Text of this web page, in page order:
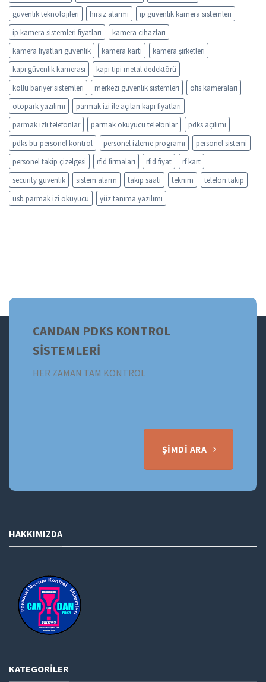
güvenlik teknolojileri
hirsiz alarmi
ip güvenlik kamera sistemleri
ip kamera sistemleri fiyatları
kamera cihazları
kamera fiyatları güvenlik
kamera kartı
kamera şirketleri
kapı güvenlik kamerası
kapı tipi metal dedektörü
kollu bariyer sistemleri
merkezi güvenlik sistemleri
ofis kameraları
otopark yazılımı
parmak izi ile açılan kapı fiyatları
parmak izli telefonlar
parmak okuyucu telefonlar
pdks açılımı
pdks btr personel kontrol
personel izleme programı
personel sistemi
personel takip çizelgesi
rfid firmaları rfid fiyat
rf kart
security guvenlik
sistem alarm takip saati teknim
telefon takip
usb parmak izi okuyucu
yüz tanıma yazılımı
CANDAN PDKS KONTROL
SİSTEMLERİ
HER ZAMAN TAM KONTROL
ŞIMDI ARA
HAKKIMIZDA
KATEGORILER